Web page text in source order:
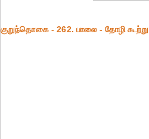
குறுந்தொகை - 262. பாலை - தோழி கூற்று